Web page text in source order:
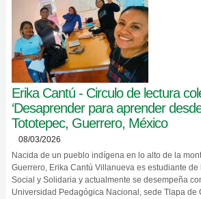
Erika Cantú - Circulo de lectura
‘Desaprender para aprender
Tototepec, Guerrero, México
08/03/2026
Nacida de un pueblo indígena en lo alto de la
Guerrero, Erika Cantú Villanueva es estudiante
Social y Solidaria y actualmente se desempeña
Universidad Pedagógica Nacional, sede Tlapa de